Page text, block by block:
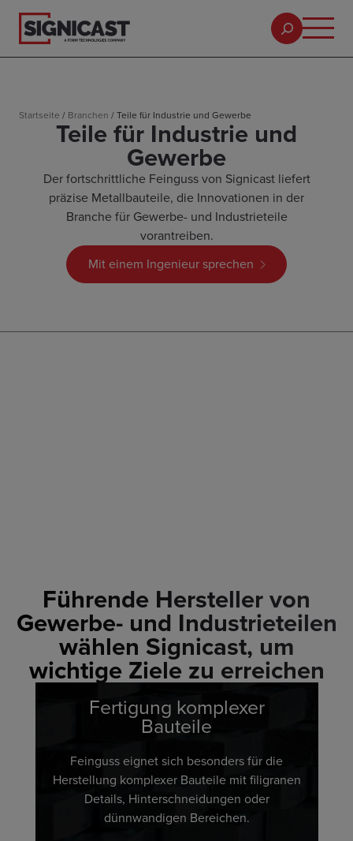
Startseite / Branchen /Teile für Industrie und Gewerbe
Teile für Industrie und
Gewerbe
Der fortschrittliche Feinguss von Signicast liefert
präzise Metallbauteile, die Innovationen in der
Branche für Gewerbe- und Industrieteile
vorantreiben.
Mit einem Ingenieur sprechen
Führende Hersteller von
Gewerbe- und Industrieteilen
wählen Signicast, um
wichtige Ziele zu erreichen
Fertigung komplexer
Bauteile
Feinguss eignet sich besonders für die
Herstellung komplexer Bauteile mit filigranen
Details, Hinterschneidungen oder
dünnwandigen Bereichen.